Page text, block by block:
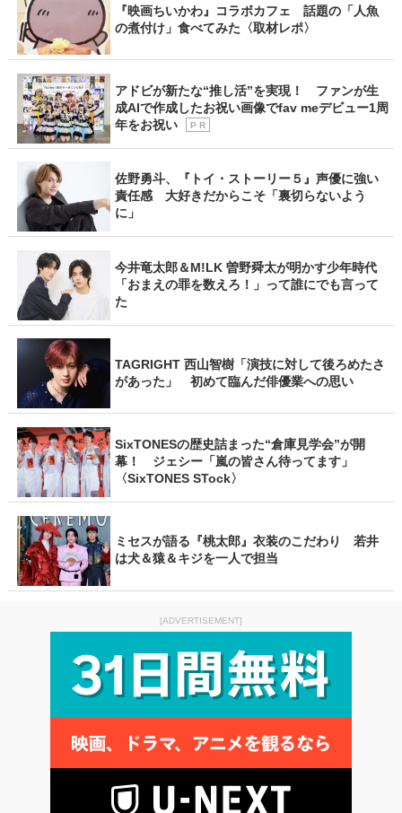
『映画ちいかわ』コラボカフェ 話題の「人魚
の煮付け」食べてみた〈取材レポ〉
アドビが新たな“推し活”を実現！ ファンが生
成AIで作成したお祝い画像でfav meデビュー1周
年をお祝い
P R
佐野勇斗、『トイ・ストーリー５』声優に強い
責任感 大好きだからこそ「裏切らないよう
に」
今井竜太郎＆M!LK 曽野舜太が明かす少年時代
「おまえの罪を数えろ！」って誰にでも言って
た
TAGRIGHT 西山智樹「演技に対して後ろめたさ
があった」 初めて臨んだ俳優業への思い
SixTONESの歴史詰まった“倉庫見学会”が開
幕！ ジェシー「嵐の皆さん待ってます」
〈SixTONES STock〉
ミセスが語る『桃太郎』衣装のこだわり 若井
は犬＆猿＆キジを一人で担当
[ADVERTISEMENT]